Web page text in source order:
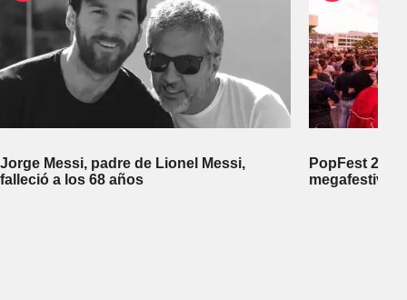
Jorge Messi, padre de Lionel Messi,
falleció a los 68 años
PopFest
megafestival